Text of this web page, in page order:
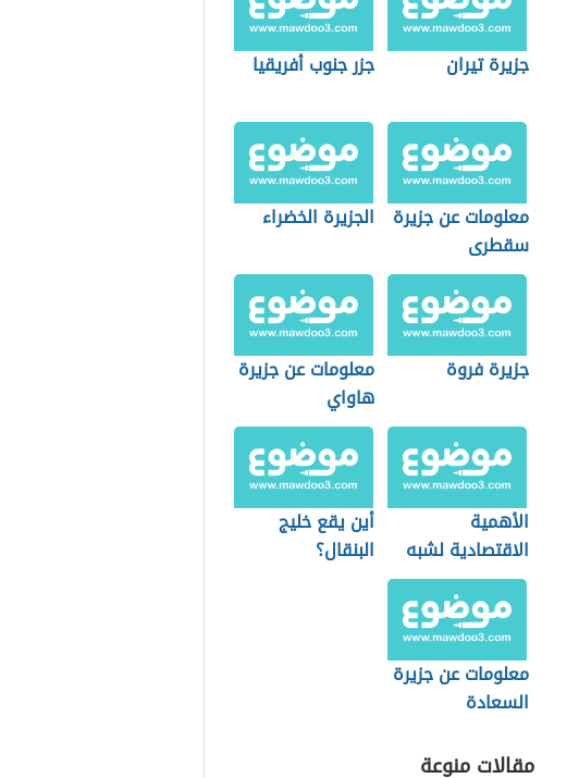
جزيرة تيران جزر جنوب أفريقيا
معلومات عن جزيرة
سقطرى
الجزيرة الخضراء
جزيرة فروة
معلومات عن جزيرة
هاواي
الأهمية
الاقتصادية لشبه
جزيرة سيناء
أين يقع خليج
البنقال؟
معلومات عن جزيرة
السعادة
مقالات منوعة